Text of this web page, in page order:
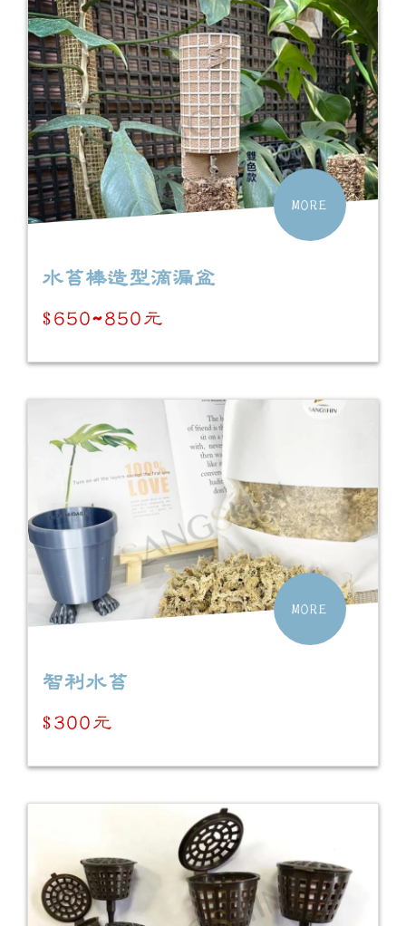
水苔棒造型滴漏盆
$650~850元
MORE
智利水苔
$300元
MORE